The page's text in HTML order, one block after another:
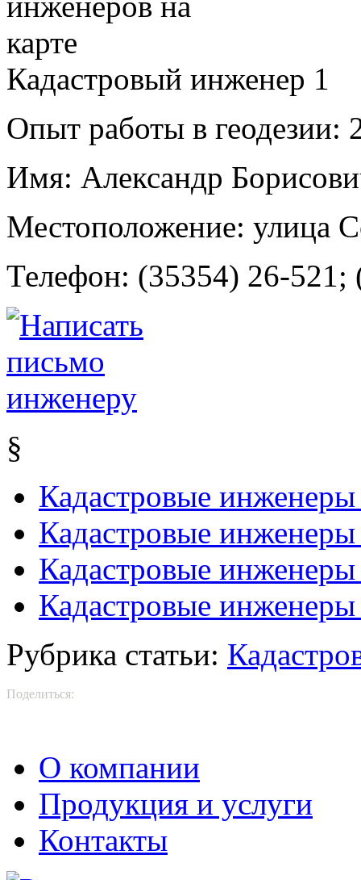
Кадастровый инженер 1
Опыт работы в геодезии:
Имя: Александр
Местоположение: улица
Телефон: (35354) 26-521;
§
Кадастровые
Кадастровые
Кадастровые
Кадастровые
Рубрика статьи:
Поделиться:
О компании
Продукция и услуги
Контакты